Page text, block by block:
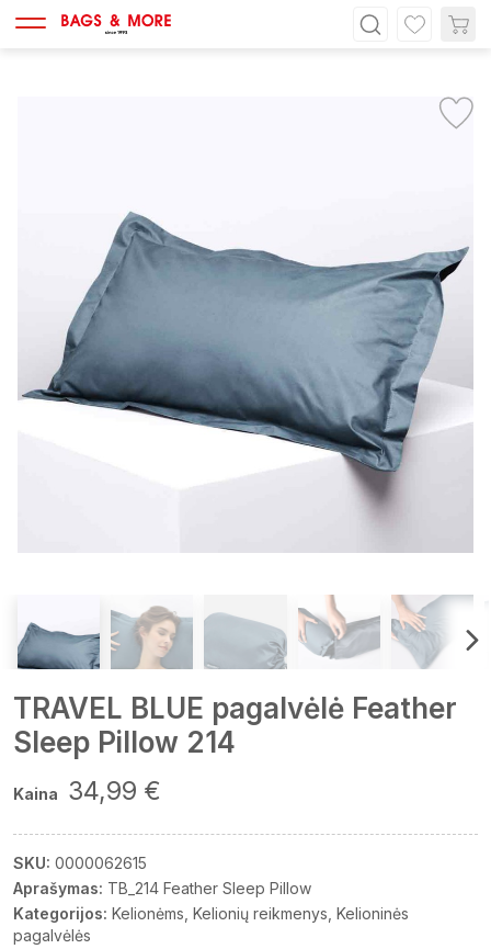
TRAVEL BLUE pagalvėlė Feather
Sleep Pillow 214
Kaina 34,99 €
SKU: 0000062615
Aprašymas: TB_214 Feather Sleep Pillow
Kategorijos: Kelionėms Kelionių reikmenys Kelioninės
pagalvėlės